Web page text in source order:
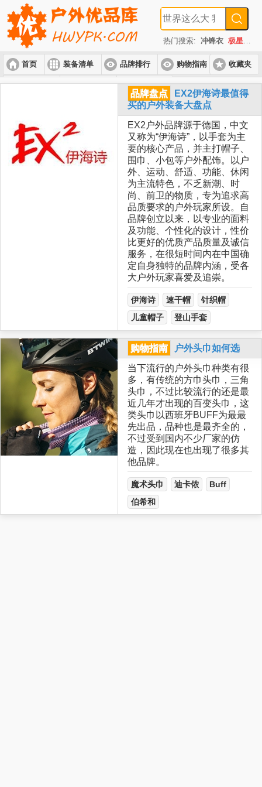
热门搜索: 冲锋衣 极星
首页 装备清单 品牌排行 购物指南
入门套装 进阶套装 高端套装
收藏夹
品牌盘点
EX2伊海诗最值得
买的户外装备大盘点
EX2户外品牌源于德国，中文
又称为“伊海诗”，以手套为主
要的核心产品，并主打帽子、
围巾、小包等户外配饰。以户
外、运动、舒适、功能、休闲
为主流特色，不乏新潮、时
尚、前卫的物质，专为追求高
品质要求的户外玩家所设。自
品牌创立以来，以专业的面料
及功能、个性化的设计，性价
比更好的优质产品质量及诚信
服务，在很短时间内在中国确
定自身独特的品牌内涵，受各
大户外玩家喜爱及追崇。
伊海诗 速干帽
针织帽
儿童帽子
登山手套
购物指南
户外头巾如何选
当下流行的户外头巾种类有很
多，有传统的方巾头巾，三角
头巾，不过比较流行的还是最
近几年才出现的百变头巾，这
类头巾以西班牙BUFF为最最
先出品，品种也是最齐全的，
不过受到国内不少厂家的仿
造，因此现在也出现了很多其
他品牌。
魔术头巾 迪卡侬
Buff
伯希和